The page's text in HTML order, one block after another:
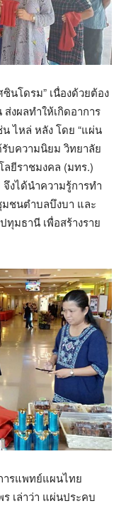
โดรม” เนื่องด้วยต้อง
งผลทำให้เกิดอาการ
ไหล่ หลัง โดย “แผ่น
บความนิยม วิทยาลัย
ยีราชมงคล (มทร.)
งได้นำความรู้การทำ
ชนตำบลบึงบา และ
ทุมธานี เพื่อสร้างราย
ารแพทย์แผนไทย
เล่าว่า แผ่นประคบ